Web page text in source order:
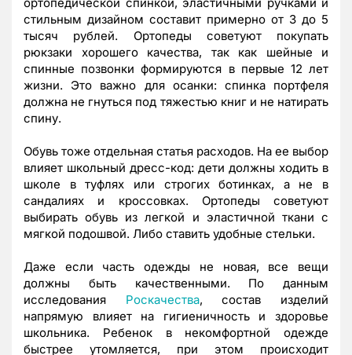
стильным дизайном составит примерно от 3 до 5
тысяч рублей. Ортопеды советуют покупать
рюкзаки хорошего качества, так как шейные и
спинные позвонки формируются в первые 12 лет
жизни. Это важно для осанки: спинка портфеля
должна не гнуться под тяжестью книг и не натирать
спину.
Обувь тоже отдельная статья расходов. На ее выбор
влияет школьный дресс-код: дети должны ходить в
школе в туфлях или строгих ботинках, а не в
сандалиях и кроссовках. Ортопеды советуют
выбирать обувь из легкой и эластичной ткани с
мягкой подошвой. Либо ставить удобные стельки.
Даже если часть одежды не новая, все вещи
должны быть качественными. По данным
исследования
Роскачества, состав изделий
напрямую влияет на гигиеничность и здоровье
школьника. Ребенок в некомфортной одежде
быстрее утомляется, при этом происходит